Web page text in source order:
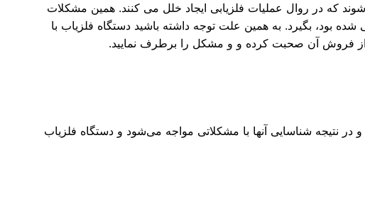
که در روال عملیات فلزیابی ایجاد خلل می کنند. همین مشکلات
بود، بگیرد. به همین علت توجه داشته باشید دستگاه فلزیاب با
از فروش آن صحبت کرده و و مشکل را برطرف نمایید.
نتیجه شناسایی آنها با مشکلاتی مواجه می‌شود و دستگاه فلزیاب